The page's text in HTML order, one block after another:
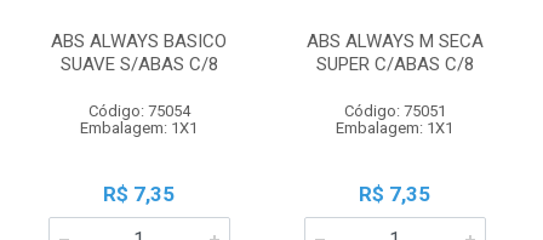
ABS ALWAYS BASICO
SUAVE S/ABAS C/8
Código: 75054
Embalagem: 1X1
R$ 7,35
ABS ALWAYS M SECA
SUPER C/ABAS C/8
Código: 75051
Embalagem: 1X1
R$ 7,35